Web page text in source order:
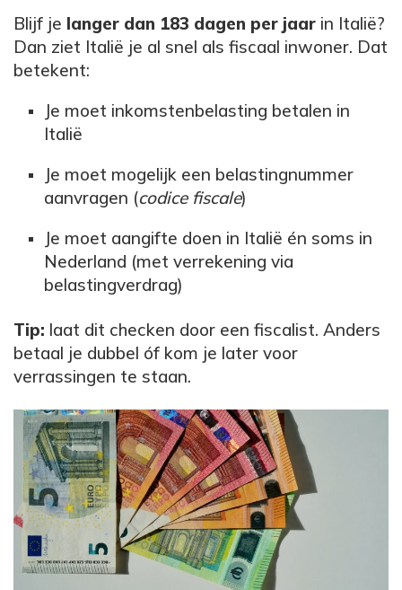
Blijf je langer dan 183 dagen per jaar in Italië?
Dan ziet Italië je al snel als fiscaal inwoner. Dat
betekent:
Je moet inkomstenbelasting betalen in
Italië
Je moet mogelijk een belastingnummer
aanvragen (codice fiscale)
Je moet aangifte doen in Italië én soms in
Nederland (met verrekening via
belastingverdrag)
Tip: laat dit checken door een fiscalist. Anders
betaal je dubbel óf kom je later voor
verrassingen te staan.